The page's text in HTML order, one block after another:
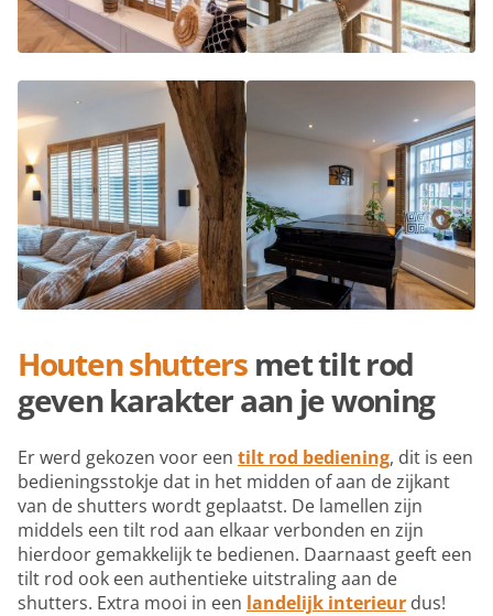
Houten shuttersmet tilt rod
geven karakter aan je woning
Er werd gekozen voor een tilt rod bediening, dit is een
bedieningsstokje dat in het midden of aan de zijkant
van de shutters wordt geplaatst. De lamellen zijn
middels een tilt rod aan elkaar verbonden en zijn
hierdoor gemakkelijk te bedienen. Daarnaast geeft een
tilt rod ook een authentieke uitstraling aan de
shutters. Extra mooi in een landelijk interieur dus!